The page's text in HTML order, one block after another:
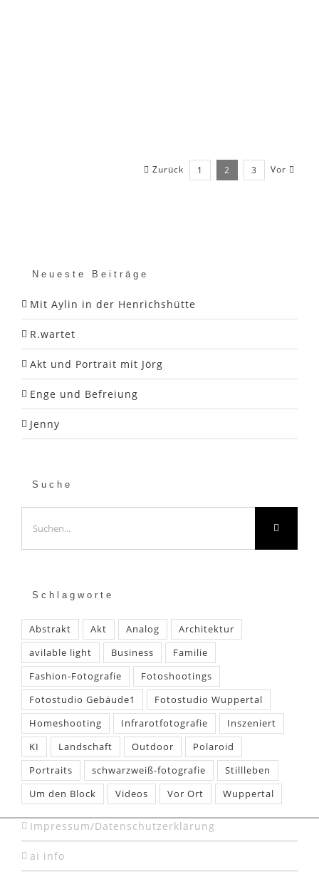
Zurück 1 2 3 Vor
Neueste Beiträge
Mit Aylin in der Henrichshütte
R.wartet
Akt und Portrait mit Jörg
Enge und Befreiung
Jenny
Suche
nach:
Schlagworte
Abstrakt Akt Analog
Architektur
avilable light
Business
Familie
Fashion-Fotografie
Fotoshootings
Fotostudio Gebäude1
Fotostudio Wuppertal
Homeshooting
Infrarotfotografie
Inszeniert
KI
Landschaft Outdoor
Polaroid
Portraits
schwarzweiß-fotografie
Stillleben
Um den Block
Videos Vor Ort Wuppertal
Impressum/Datenschutzerklärung
ai info